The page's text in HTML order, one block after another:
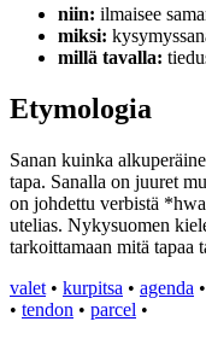
niin: ilmaisee
miksi:
millä tavalla:
Etymologia
Sanan kuinka
tapa. Sanalla on juuret
on johdettu verbistä
utelias. Nykysuomen
tarkoittamaan mitä tapaa
valet • kurpitsa • agenda •
• tendon • parcel •